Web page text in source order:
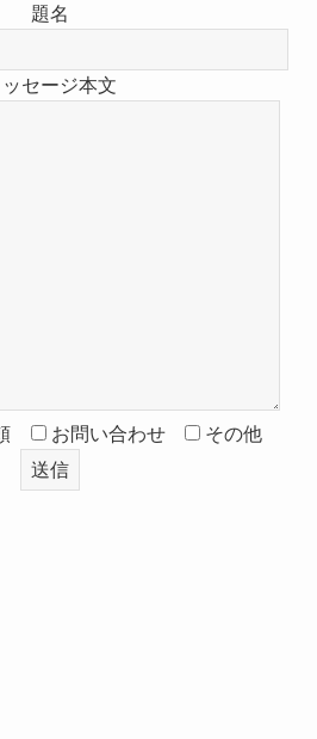
題名
ッセージ本文
お問い合わせ その他